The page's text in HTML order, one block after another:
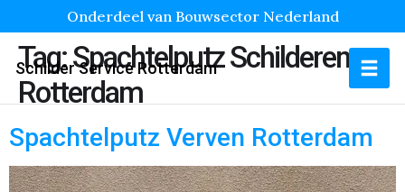
Onderdeel van Bouwsector Nederland
Schilder Service Rotterdam
Tag:Spachtelputz Schilderen
Rotterdam
Spachtelputz Verven Rotterdam